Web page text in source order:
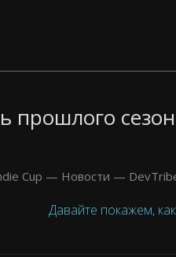
прошлого
Давайте покажем,